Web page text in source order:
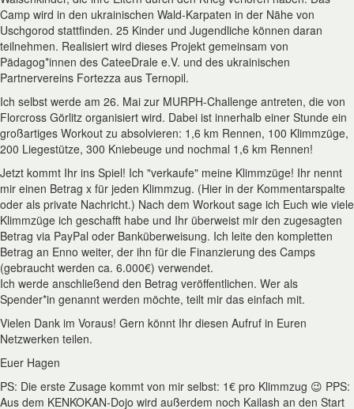
Camp wird in den ukrainischen Wald-Karpaten in der Nähe von
Uschgorod stattfinden. 25 Kinder und Jugendliche können daran
teilnehmen. Realisiert wird dieses Projekt gemeinsam von
Pädagog*innen des CateeDrale e.V. und des ukrainischen
Partnervereins Fortezza aus Ternopil.
Ich selbst werde am 26. Mai zur MURPH-Challenge antreten, die von
Florcross Görlitz organisiert wird. Dabei ist innerhalb einer Stunde ein
großartiges Workout zu absolvieren: 1,6 km Rennen, 100 Klimmzüge,
200 Liegestütze, 300 Kniebeuge und nochmal 1,6 km Rennen!
Jetzt kommt Ihr ins Spiel! Ich "verkaufe" meine Klimmzüge! Ihr nennt
mir einen Betrag x für jeden Klimmzug. (Hier in der Kommentarspalte
oder als private Nachricht.) Nach dem Workout sage ich Euch wie viele
Klimmzüge ich geschafft habe und Ihr überweist mir den zugesagten
Betrag via PayPal oder Banküberweisung. Ich leite den kompletten
Betrag an Enno weiter, der ihn für die Finanzierung des Camps
(gebraucht werden ca. 6.000€) verwendet.
Ich werde anschließend den Betrag veröffentlichen. Wer als
Spender*in genannt werden möchte, teilt mir das einfach mit.
Vielen Dank im Voraus! Gern könnt Ihr diesen Aufruf in Euren
Netzwerken teilen.
Euer Hagen
PS: Die erste Zusage kommt von mir selbst: 1€ pro Klimmzug 😉 PPS:
Aus dem KENKOKAN-Dojo wird außerdem noch Kailash an den Start